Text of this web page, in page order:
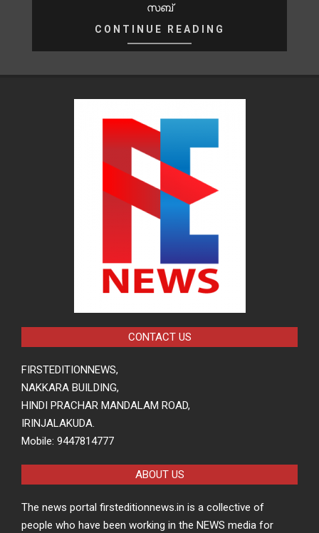
സബ്
CONTINUE READING
CONTACT US
FIRSTEDITIONNEWS,
NAKKARA BUILDING,
HINDI PRACHAR MANDALAM ROAD,
IRINJALAKUDA.
Mobile: 9447814777
ABOUT US
The news portal firsteditionnews.in is a collective of
people who have been working in the NEWS media for